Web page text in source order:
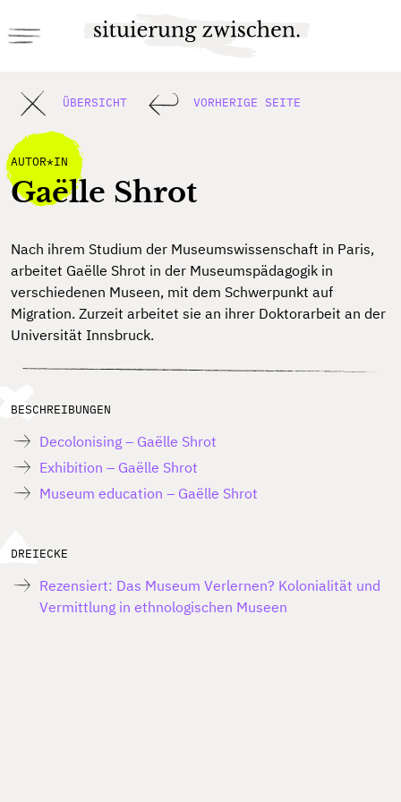
ÜBERSICHT VORHERIGE SEITE
AUTOR*IN
Gaëlle Shrot
Nach ihrem Studium der Museumswissenschaft in Paris,
arbeitet Gaëlle Shrot in der Museumspädagogik in
verschiedenen Museen, mit dem Schwerpunkt auf
Migration. Zurzeit arbeitet sie an ihrer Doktorarbeit an der
Universität Innsbruck.
BESCHREIBUNGEN
Decolonising – Gaëlle Shrot
Exhibition – Gaëlle Shrot
Museum education – Gaëlle Shrot
DREIECKE
Rezensiert: Das Museum Verlernen? Kolonialität und
Vermittlung in ethnologischen Museen